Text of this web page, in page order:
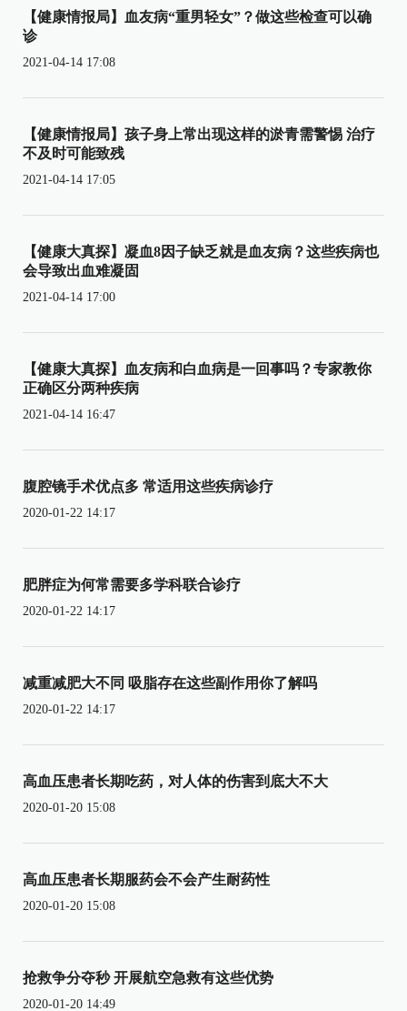
【健康情报局】血友病“重男轻女”？做这些检查可以确
诊
2021-04-14 17:08
【健康情报局】孩子身上常出现这样的淤青需警惕 治疗
不及时可能致残
2021-04-14 17:05
【健康大真探】凝血8因子缺乏就是血友病？这些疾病也
会导致出血难凝固
2021-04-14 17:00
【健康大真探】血友病和白血病是一回事吗？专家教你
正确区分两种疾病
2021-04-14 16:47
腹腔镜手术优点多 常适用这些疾病诊疗
2020-01-22 14:17
肥胖症为何常需要多学科联合诊疗
2020-01-22 14:17
减重减肥大不同 吸脂存在这些副作用你了解吗
2020-01-22 14:17
高血压患者长期吃药，对人体的伤害到底大不大
2020-01-20 15:08
高血压患者长期服药会不会产生耐药性
2020-01-20 15:08
抢救争分夺秒 开展航空急救有这些优势
2020-01-20 14:49